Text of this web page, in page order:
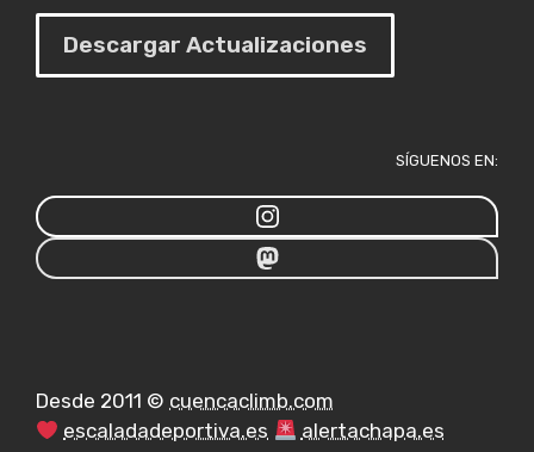
Descargar Actualizaciones
SÍGUENOS EN:
Desde 2011 © cuencaclimb.com
escaladadeportiva.es
alertachapa.es